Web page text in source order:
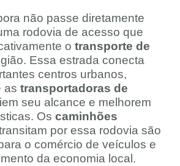
não passe diretamente
rodovia de acesso que
o transporte de
Essa estrada conecta
centros urbanos,
as transportadoras de
seu alcance e melhorem
Os caminhões
por essa rodovia são
o comércio de veículos e
da economia local.